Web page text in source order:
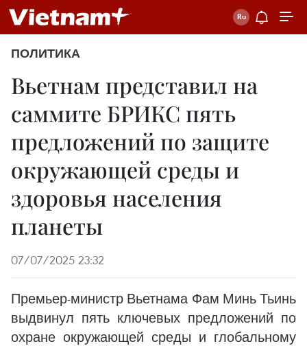
ПОЛИТИКА
Вьетнам представил на
саммите БРИКС пять
предложений по защите
окружающей среды и
здоровья населения
планеты
07/07/2025 23:32
Премьер-министр Вьетнама Фам Минь Тьинь
выдвинул пять ключевых предложений по
охране окружающей среды и глобальному